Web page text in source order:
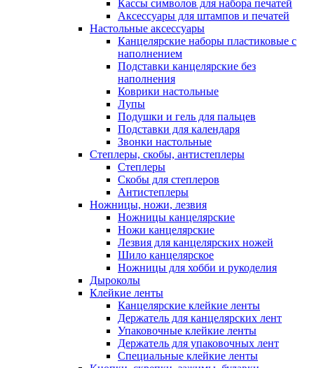
Кассы символов для набора печатей
Аксессуары для штампов и печатей
Настольные аксессуары
Канцелярские наборы пластиковые с
наполнением
Подставки канцелярские без
наполнения
Коврики настольные
Лупы
Подушки и гель для пальцев
Подставки для календаря
Звонки настольные
Степлеры, скобы, антистеплеры
Степлеры
Скобы для степлеров
Антистеплеры
Ножницы, ножи, лезвия
Ножницы канцелярские
Ножи канцелярские
Лезвия для канцелярских ножей
Шило канцелярское
Ножницы для хобби и рукоделия
Дыроколы
Клейкие ленты
Канцелярские клейкие ленты
Держатель для канцелярских лент
Упаковочные клейкие ленты
Держатель для упаковочных лент
Специальные клейкие ленты